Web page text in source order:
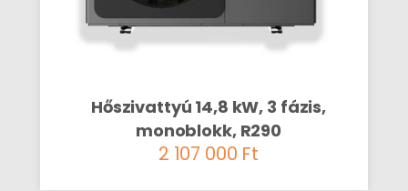
Hőszivattyú 14,8 kW, 3 fázis,
monoblokk, R290
2 107 000 Ft